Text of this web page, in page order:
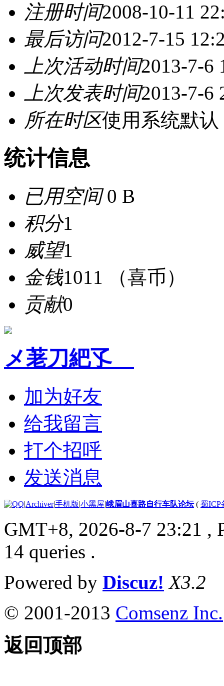
注册时间2008-10-11
最后访问2012-7-15
上次活动时间2013-7-6
上次发表时间2013-7-6
所在时区使用系统默认
统计信息
已用空间0 B
积分1
威望1
金钱1011 （喜币）
贡献0
メ荖刀紦孓ゞ
加为好友
给我留言
打个招呼
发送消息
|Archiver|手机版|小黑屋|峨眉山喜路自行车队论坛( 蜀ICP
GMT+8, 2026-8-7 23:21 ,
14 queries .
Powered by Discuz! X3.2
© 2001-2013 Comsenz Inc.
返回顶部